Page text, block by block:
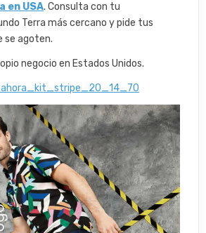
en USA. Consulta con tu
Terra más cercano y pide tus
se agoten.
negocio en Estados Unidos.